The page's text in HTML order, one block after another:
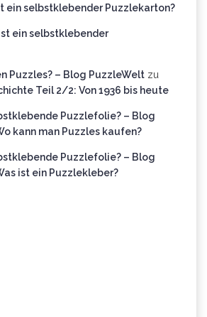
ein selbstklebender Puzzlekarton?
ein selbstklebender
Puzzles? – Blog PuzzleWelt zu
Teil 2/2: Von 1936 bis heute
Puzzlefolie? – Blog
kann man Puzzles kaufen?
Puzzlefolie? – Blog
ist ein Puzzlekleber?